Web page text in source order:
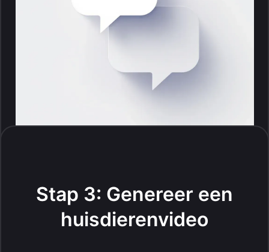
Stap 3: Genereer een
huisdierenvideo